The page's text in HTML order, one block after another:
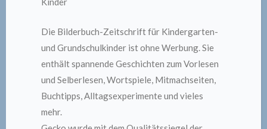
Die Bilderbuch-Zeitschrift für Kindergarten-
und Grundschulkinder ist ohne Werbung. Sie
enthält spannende Geschichten zum Vorlesen
und Selberlesen, Wortspiele, Mitmachseiten,
Buchtipps, Alltagsexperimente und vieles
mehr.